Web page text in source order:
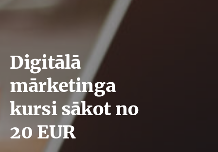
Digitālā
mārketinga
kursi sākot no
20 EUR